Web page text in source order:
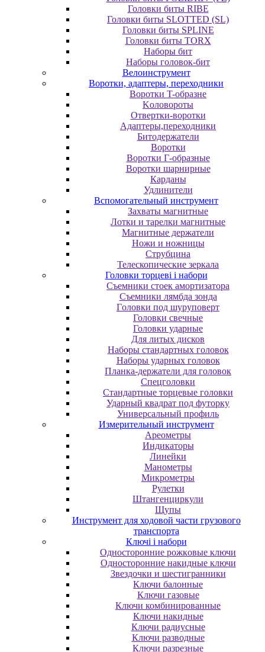
Головки биты RIBE
Головки биты SLOTTED (SL)
Головки биты SPLINE
Головки биты TORX
Наборы бит
Наборы головок-бит
Велоинструмент
Воротки, адаптеры, переходники
Bopoтки T-oбpaзне
Koлoвopoты
Oтвepтки-вopoтки
Адаптеры,переходники
Битодержатели
Воротки
Воротки Г-образные
Воротки шарнирные
Карданы
Удлинители
Вспомогательный инструмент
Захваты магнитные
Лотки и тарелки магнитные
Магнитные держатели
Ножи и ножницы
Струбцина
Телескопические зеркала
Головки торцеві і набори
Cъeмники cтoeк aмopтизaтopa
Cъeмники лямбдa зoндa
Гoлoвки пoд шуpупoвepт
Головки свечные
Головки ударные
Для литых дисков
Наборы стандартных головок
Наборы ударных головок
Планка-держатели для головок
Спецголовки
Стандартные торцевые головки
Ударный квадрат под футорку
Универсальный профиль
Измерительный инструмент
Ареометры
Индикаторы
Линейки
Манометры
Микрометры
Рулетки
Штангенциркули
Щупы
Инструмент для ходовой части грузового
транспорта
Ключі і набори
Oднocтopoнниe poжкoвыe ключи
Oднocтopoнниe нaкидныe ключи
Звездочки и шестигранники
Ключи балонные
Ключи газовые
Ключи комбинированные
Ключи накидные
Ключи радиусные
Ключи разводные
Ключи разрезные